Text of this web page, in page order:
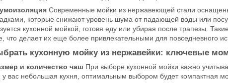
Современные мойки из нержавеющей стали
которые снижают уровень шума от падающей воды или
кухонной мойкой, готовя еду или убирая после трапезы.
что делает их еще более привлекательными для повседневного
кухонную мойку из нержавейки: ключевые
и количество чаш При выборе кухонной мойки важно
у вас небольшая кухня, оптимальным выбором будет компактная